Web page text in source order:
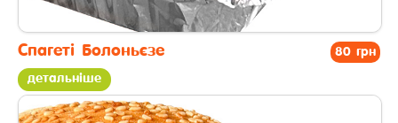
80 грн
Спагеті Болоньєзе
детальніше
другі страви